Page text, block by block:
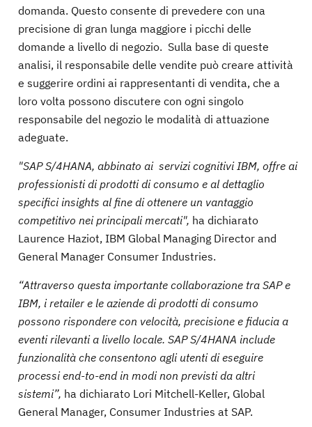
domanda. Questo consente di prevedere con una
precisione di gran lunga maggiore i picchi delle
domande a livello di negozio. Sulla base di queste
analisi, il responsabile delle vendite può creare attività
e suggerire ordini ai rappresentanti di vendita, che a
loro volta possono discutere con ogni singolo
responsabile del negozio le modalità di attuazione
adeguate.
"SAP S/4HANA, abbinato ai servizi cognitivi IBM, offre ai
professionisti di prodotti di consumo e al dettaglio
specifici insights al fine di ottenere un vantaggio
competitivo nei principali mercati", ha dichiarato
Laurence Haziot, IBM Global Managing Director and
General Manager Consumer Industries.
“Attraverso questa importante collaborazione tra SAP e
IBM, i retailer e le aziende di prodotti di consumo
possono rispondere con velocità, precisione e fiducia a
eventi rilevanti a livello locale. SAP S/4HANA include
funzionalità che consentono agli utenti di eseguire
processi end-to-end in modi non previsti da altri
sistemi”, ha dichiarato Lori Mitchell-Keller, Global
General Manager, Consumer Industries at SAP.